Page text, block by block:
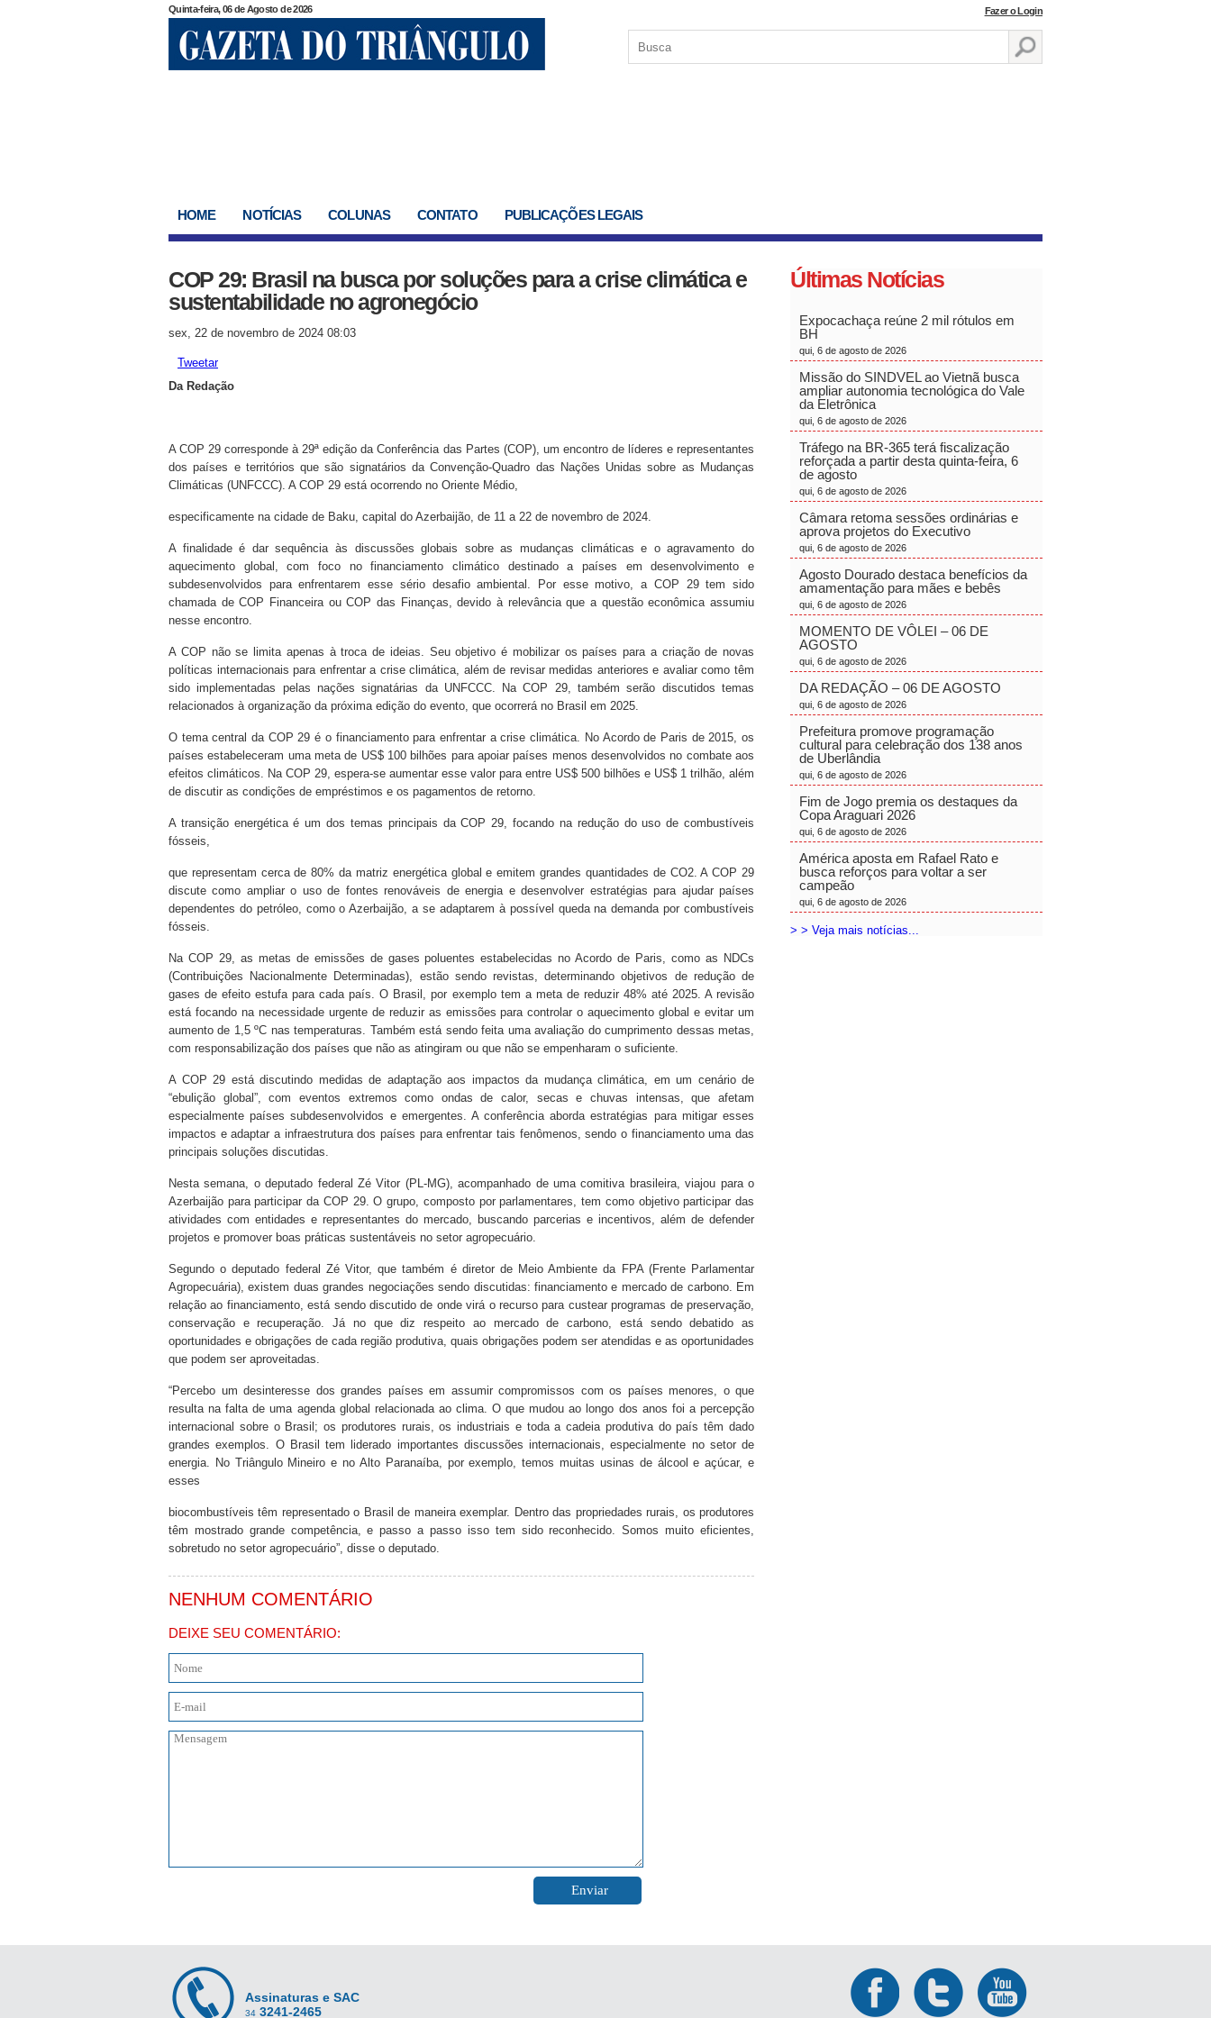
Quinta-feira, 06 de Agosto de 2026 Fazer o Login
HOME NOTÍCIAS COLUNAS CONTATO PUBLICAÇÕES LEGAIS
COP 29: Brasil na busca por soluções para a crise climática e
sustentabilidade no agronegócio
sex, 22 de novembro de 2024 08:03
Tweetar
Da Redação
A COP 29 corresponde à 29ª edição da Conferência das Partes (COP), um encontro de líderes e representantes
dos países e territórios que são signatários da Convenção-Quadro das Nações Unidas sobre as Mudanças
Climáticas (UNFCCC). A COP 29 está ocorrendo no Oriente Médio,
especificamente na cidade de Baku, capital do Azerbaijão, de 11 a 22 de novembro de 2024.
A finalidade é dar sequência às discussões globais sobre as mudanças climáticas e o agravamento do
aquecimento global, com foco no financiamento climático destinado a países em desenvolvimento e
subdesenvolvidos para enfrentarem esse sério desafio ambiental. Por esse motivo, a COP 29 tem sido
chamada de COP Financeira ou COP das Finanças, devido à relevância que a questão econômica assumiu
nesse encontro.
A COP não se limita apenas à troca de ideias. Seu objetivo é mobilizar os países para a criação de novas
políticas internacionais para enfrentar a crise climática, além de revisar medidas anteriores e avaliar como têm
sido implementadas pelas nações signatárias da UNFCCC. Na COP 29, também serão discutidos temas
relacionados à organização da próxima edição do evento, que ocorrerá no Brasil em 2025.
O tema central da COP 29 é o financiamento para enfrentar a crise climática. No Acordo de Paris de 2015, os
países estabeleceram uma meta de US$ 100 bilhões para apoiar países menos desenvolvidos no combate aos
efeitos climáticos. Na COP 29, espera-se aumentar esse valor para entre US$ 500 bilhões e US$ 1 trilhão, além
de discutir as condições de empréstimos e os pagamentos de retorno.
A transição energética é um dos temas principais da COP 29, focando na redução do uso de combustíveis
fósseis,
que representam cerca de 80% da matriz energética global e emitem grandes quantidades de CO2. A COP 29
discute como ampliar o uso de fontes renováveis de energia e desenvolver estratégias para ajudar países
dependentes do petróleo, como o Azerbaijão, a se adaptarem à possível queda na demanda por combustíveis
fósseis.
Na COP 29, as metas de emissões de gases poluentes estabelecidas no Acordo de Paris, como as NDCs
(Contribuições Nacionalmente Determinadas), estão sendo revistas, determinando objetivos de redução de
gases de efeito estufa para cada país. O Brasil, por exemplo tem a meta de reduzir 48% até 2025. A revisão
está focando na necessidade urgente de reduzir as emissões para controlar o aquecimento global e evitar um
aumento de 1,5 ºC nas temperaturas. Também está sendo feita uma avaliação do cumprimento dessas metas,
com responsabilização dos países que não as atingiram ou que não se empenharam o suficiente.
A COP 29 está discutindo medidas de adaptação aos impactos da mudança climática, em um cenário de
“ebulição global”, com eventos extremos como ondas de calor, secas e chuvas intensas, que afetam
especialmente países subdesenvolvidos e emergentes. A conferência aborda estratégias para mitigar esses
impactos e adaptar a infraestrutura dos países para enfrentar tais fenômenos, sendo o financiamento uma das
principais soluções discutidas.
Nesta semana, o deputado federal Zé Vitor (PL-MG), acompanhado de uma comitiva brasileira, viajou para o
Azerbaijão para participar da COP 29. O grupo, composto por parlamentares, tem como objetivo participar das
atividades com entidades e representantes do mercado, buscando parcerias e incentivos, além de defender
projetos e promover boas práticas sustentáveis no setor agropecuário.
Segundo o deputado federal Zé Vitor, que também é diretor de Meio Ambiente da FPA (Frente Parlamentar
Agropecuária), existem duas grandes negociações sendo discutidas: financiamento e mercado de carbono. Em
relação ao financiamento, está sendo discutido de onde virá o recurso para custear programas de preservação,
conservação e recuperação. Já no que diz respeito ao mercado de carbono, está sendo debatido as
oportunidades e obrigações de cada região produtiva, quais obrigações podem ser atendidas e as oportunidades
que podem ser aproveitadas.
“Percebo um desinteresse dos grandes países em assumir compromissos com os países menores, o que
resulta na falta de uma agenda global relacionada ao clima. O que mudou ao longo dos anos foi a percepção
internacional sobre o Brasil; os produtores rurais, os industriais e toda a cadeia produtiva do país têm dado
grandes exemplos. O Brasil tem liderado importantes discussões internacionais, especialmente no setor de
energia. No Triângulo Mineiro e no Alto Paranaíba, por exemplo, temos muitas usinas de álcool e açúcar, e
esses
biocombustíveis têm representado o Brasil de maneira exemplar. Dentro das propriedades rurais, os produtores
têm mostrado grande competência, e passo a passo isso tem sido reconhecido. Somos muito eficientes,
sobretudo no setor agropecuário”, disse o deputado.
NENHUM COMENTÁRIO
DEIXE SEU COMENTÁRIO:
Últimas Notícias
Expocachaça reúne 2 mil rótulos em
BH
qui, 6 de agosto de 2026
Missão do SINDVEL ao Vietnã busca
ampliar autonomia tecnológica do Vale
da Eletrônica
qui, 6 de agosto de 2026
Tráfego na BR-365 terá fiscalização
reforçada a partir desta quinta-feira, 6
de agosto
qui, 6 de agosto de 2026
Câmara retoma sessões ordinárias e
aprova projetos do Executivo
qui, 6 de agosto de 2026
Agosto Dourado destaca benefícios da
amamentação para mães e bebês
qui, 6 de agosto de 2026
MOMENTO DE VÔLEI – 06 DE
AGOSTO
qui, 6 de agosto de 2026
DA REDAÇÃO – 06 DE AGOSTO
qui, 6 de agosto de 2026
Prefeitura promove programação
cultural para celebração dos 138 anos
de Uberlândia
qui, 6 de agosto de 2026
Fim de Jogo premia os destaques da
Copa Araguari 2026
qui, 6 de agosto de 2026
América aposta em Rafael Rato e
busca reforços para voltar a ser
campeão
qui, 6 de agosto de 2026
> > Veja mais notícias...
Assinaturas e SAC
34 3241-2465